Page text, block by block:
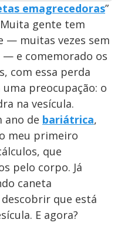
emagrecedoras”
gente tem
— muitas vezes sem
e comemorado os
com essa perda
preocupação: o
na vesícula.
ano de bariátrica,
meu primeiro
que
pelo corpo. Já
caneta
que está
E agora?